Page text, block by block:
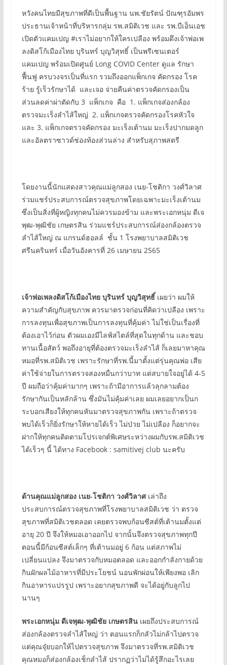
หวังคนไทยมีสุขภาพที่ดีเป็นพื้นฐาน นพ.ชัยรัตน์ ปัณฑุรอัมพร
ประธานเจ้าหน้าที่บริหารกลุ่ม รพ.สมิติเวช และ รพ.บีเอ็นเอช
เปิดตัวแคมเปญ #เราไม่อยากให้ใครเปลือง พร้อมดึงเจ้าพ่อเพ
ลงดิสโก้เมืองไทย บุรินทร์ บุญวิสุทธิ์ เป็นพรีเซนเตอร์
แคมเปญ พร้อมเปิดศูนย์ Long COVID Center ดูแล รักษา
ฟื้นฟู ครบวงจรเป็นที่แรก รวมถึงออกแพ็กเกจ คัดกรอง โรค
ร้าย รู้เร็วรักษาได้ และเจอ จ่ายคืนค่าตรวจคัดกรองเป็น
ส่วนลดค่าผ่าตัดกับ 3 แพ็กเกจ คือ 1. แพ็กเกจส่องกล้อง
ตรวจมะเร็งลำไส้ใหญ่ 2. แพ็กเกจตรวจคัดกรองโรคหัวใจ
และ 3. แพ็กเกจตรวจคัดกรอง มะเร็งเต้านม มะเร็งปากมดลูก
และอัลตราซาวด์ช่องท้องส่วนล่าง สำหรับสุภาพสตรี
โดยงานนี้นักแสดงสาวคุณแม่ลูกสอง เนย-โชติกา วงศ์วิลาศ
ร่วมแชร์ประสบการณ์ตรวจสุขภาพโดยเฉพาะมะเร็งเต้านม
ซึ่งเป็นสิ่งที่ผู้หญิงทุกคนไม่ควรมองข้าม และพระเอกหนุ่ม ดีเจ
พุฒ-พุฒิชัย เกษตรสิน ร่วมแชร์ประสบการณ์ส่องกล้องตรวจ
ลำไส้ใหญ่ ณ แกรนด์ฮอลล์ ชั้น 1 โรงพยาบาลสมิติเวช
ศรีนครินทร์ เมื่อวันอังคารที่ 26 เมษายน 2565
เจ้าพ่อเพลงดิสโก้เมืองไทย บุรินทร์ บุญวิสุทธิ์เผยว่า ผมให้
ความสำคัญกับสุขภาพ ควรมาตรวจก่อนที่คิดว่าเปลือง เพราะ
การลงทุนเพื่อสุขภาพเป็นการลงทุนที่คุ้มค่า ไม่ใช่เป็นเรื่องที่
ต้องเอาไว้ก่อน ตัวผมเองมีไลฟ์สไตล์ที่สุดในทุกด้าน และชอบ
ทานเนื้อสัตว์ พอถึงอายุที่ต้องตรวจมะเร็งลำไส้ ก็เลยมาหาคุณ
หมอที่รพ.สมิติเวช เพราะรักษาที่รพ.นี้มาตั้งแต่รุ่นคุณพ่อ เสีย
ค่าใช้จ่ายในการตรวจสองหมื่นกว่าบาท แต่สบายใจอยู่ได้ 4-5
ปี ผมถือว่าคุ้มค่ามากๆ เพราะถ้ามีอาการแล้วลุกลามต้อง
รักษากันเป็นหลักล้าน ซึ่งมันไม่คุ้มค่าเลย ผมเลยอยากเป็นก
ระบอกเสียงให้ทุกคนหันมาตรวจสุขภาพกัน เพราะถ้าตรวจ
พบได้เร็วก็ยิ่งรักษาให้หายได้เร็ว ไม่ป่วย ไม่เปลือง ก็อยากจะ
ฝากให้ทุกคนติดตามโปรเจกต์พิเศษระหว่างผมกับรพ.สมิติเวช
ได้เร็วๆ นี้ ได้ทาง Facebook : samitivej club นะครับ
ด้านคุณแม่ลูกสอง เนย-โชติกา วงศ์วิลาศเล่าถึง
ประสบการณ์ตรวจสุขภาพที่โรงพยาบาลสมิติเวช ว่า ตรวจ
สุขภาพที่สมิติเวชตลอด เคยตรวจพบก้อนซีสต์ที่เต้านมตั้งแต่
อายุ 20 ปี จึงให้หมอเอาออกไป จากนั้นจึงตรวจสุขภาพทุกปี
ตอนนี้มีก้อนซีสต์เล็กๆ ที่เต้านมอยู่ 6 ก้อน แต่สภาพไม่
เปลี่ยนแปลง จึงมาตรวจกับหมอตลอด และออกกำลังกายด้วย
กินผักผลไม้อาหารที่มีประโยชน์ นอนพักผ่อนให้เพียงพอ เลิก
กินอาหารแปรรูป เพราะอยากสุขภาพดี จะได้อยู่กับลูกไป
นานๆ
พระเอกหนุ่ม ดีเจพุฒ-พุฒิชัย เกษตรสินเผยถึงประสบการณ์
ส่องกล้องตรวจลำไส้ใหญ่ ว่า ตอนแรกก็กลัวไม่กล้าไปตรวจ
แต่คุณจุ๋ยบอกให้ไปตรวจสุขภาพ จึงมาตรวจที่รพ.สมิติเวช
คุณหมอก็ส่องกล้องเช็กลำไส้ ปรากฏว่าไม่ได้รู้สึกอะไรเลย